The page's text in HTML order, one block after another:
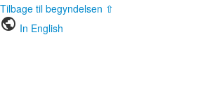
Tilbage til begyndelsen ⇧
public In English